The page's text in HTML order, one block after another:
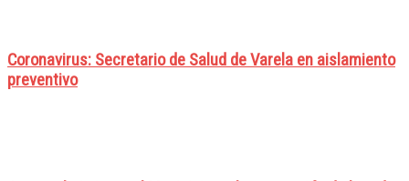
Coronavirus: Secretario de Salud de Varela en aislamiento
preventivo